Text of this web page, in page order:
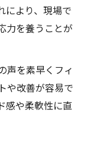
により、現場で
力を養うことが
声を素早くフィ
や改善が容易で
感や柔軟性に直